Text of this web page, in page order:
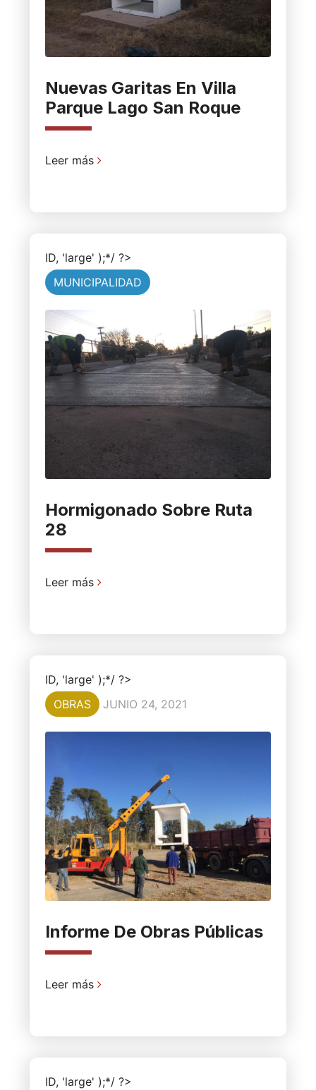
Nuevas Garitas En Villa
Parque Lago San Roque
Leer más
ID, 'large' );*/ ?>
MUNICIPALIDAD
Hormigonado Sobre Ruta
28
Leer más
ID, 'large' );*/ ?>
OBRAS
JUNIO 24, 2021
Informe De Obras Públicas
Leer más
ID, 'large' );*/ ?>